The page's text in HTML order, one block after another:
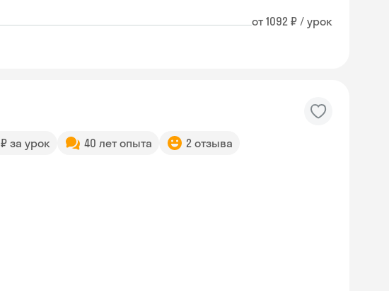
от 1092 ₽ / урок
за урок 40 лет опыта 2 отзыва